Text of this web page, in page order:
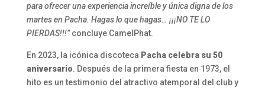
para ofrecer una experiencia increíble y única digna de los
martes en Pacha. Hagas lo que hagas… ¡¡¡NO TE LO
PIERDAS!!!”concluye CamelPhat.
En 2023, la icónica discoteca Pacha celebra su 50
aniversario. Después de la primera fiesta en 1973, el
hito es un testimonio del atractivo atemporal del club y